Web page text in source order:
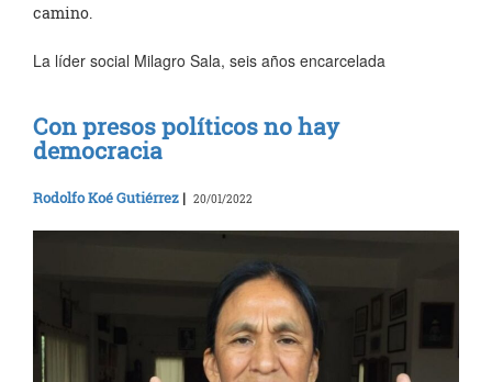
camino.
La líder social Milagro Sala, seis años encarcelada
Con presos políticos no hay
democracia
Rodolfo Koé Gutiérrez | 20/01/2022